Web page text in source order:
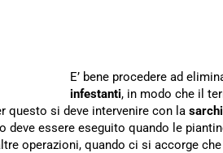
E’ bene procedere ad
infestanti, in modo che il
questo si deve intervenire con la
essere eseguito quando le
operazioni, quando ci si accorge